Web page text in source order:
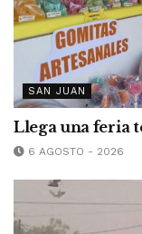
SAN JUAN
Llega una feria
6 AGOSTO - 2026